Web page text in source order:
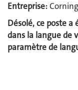
Entreprise:Corning
Désolé, ce poste
dans la langue de
paramètre de